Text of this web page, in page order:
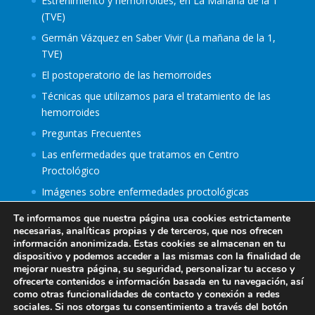
tratar hemorroides y usarla puede
causarte daños
www.univision.com
En TikTok y en Facebook recomiendan
usar crema dental como un remedio
“efectivo” contra las hemorroides. Sin
elDetector que esto no es así y que
componentes de los...
Ver en Facebook
2 years ago
Hazlo cuando tengas necesidad. Evitar el
hábito de aguantar las ganas
Por qué contener las ganas de
defecar puede causar estragos en
tu salud - BBC News Mundo
www.bbc.com
(TVE)
Germán Vázquez en Saber Vivir (La mañana de la 1,
TVE)
El postoperatorio de las hemorroides
Técnicas que utilizamos para el tratamiento de las
hemorroides
Preguntas Frecuentes
Las enfermedades que tratamos en Centro
Proctológico
Imágenes sobre enfermedades proctológicas
Conoce Centro Proctológico
Nuestra visión del tratamiento de las fisuras anales
Enfermedades de Transmisión Sexual (ETS) que
producen proctitis
Te informamos que nuestra página usa cookies estrictamente
necesarias, analíticas propias y de terceros, que nos ofrecen
información anonimizada. Estas cookies se almacenan en tu
dispositivo y podemos acceder a las mismas con la finalidad de
mejorar nuestra página, su seguridad, personalizar tu acceso y
ofrecerte contenidos e información basada en tu navegación, así
como otras funcionalidades de contacto y conexión a redes
sociales. Si nos otorgas tu consentimiento a través del botón